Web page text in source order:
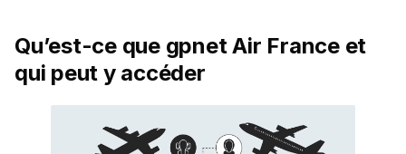
Qu’est-ce que gpnet Air France et
qui peut y accéder